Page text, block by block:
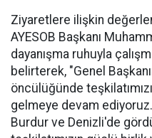
Ziyaretlere ilişkin
AYESOB Başkanı
dayanışma ruhuyla
belirterek, "Genel
öncülüğünde
gelmeye devam
Burdur ve Denizli'de